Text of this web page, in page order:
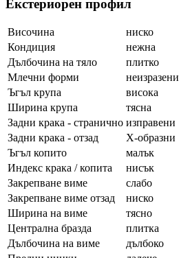
Екстериорен профил
Височина ниско
Кондиция
нежна
Дълбочина на тяло
плитко
Млечни форми
неизразени
Ъгъл крупа
висока
Ширина крупа
тясна
Задни крака - странично изправени
Задни крака - отзад
Х-образни
Ъгъл копито
малък
Индекс крака / копита
нисък
Закрепване виме
слабо
Закрепване виме отзад
ниско
Ширина на виме
тясно
Централна бразда
плитка
Дълбочина на виме
дълбоко